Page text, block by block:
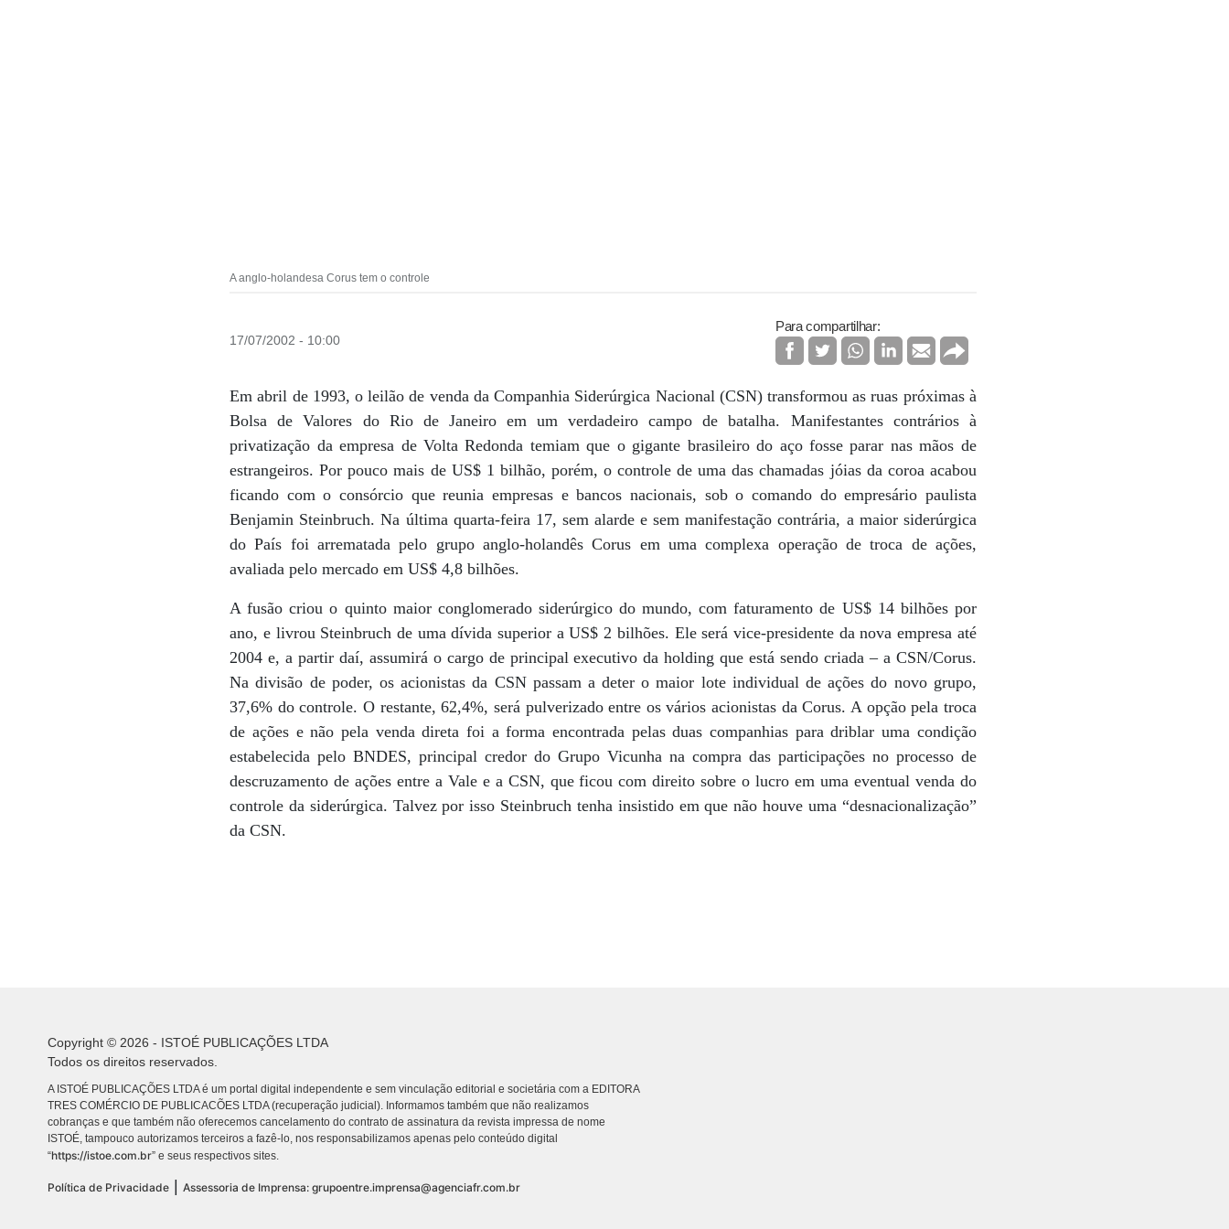
A anglo-holandesa Corus tem o controle
17/07/2002 - 10:00
Para compartilhar:
Em abril de 1993, o leilão de venda da Companhia Siderúrgica Nacional (CSN) transformou as ruas próximas à
Bolsa de Valores do Rio de Janeiro em um verdadeiro campo de batalha. Manifestantes contrários à
privatização da empresa de Volta Redonda temiam que o gigante brasileiro do aço fosse parar nas mãos de
estrangeiros. Por pouco mais de US$ 1 bilhão, porém, o controle de uma das chamadas jóias da coroa acabou
ficando com o consórcio que reunia empresas e bancos nacionais, sob o comando do empresário paulista
Benjamin Steinbruch. Na última quarta-feira 17, sem alarde e sem manifestação contrária, a maior siderúrgica
do País foi arrematada pelo grupo anglo-holandês Corus em uma complexa operação de troca de ações,
avaliada pelo mercado em US$ 4,8 bilhões.
A fusão criou o quinto maior conglomerado siderúrgico do mundo, com faturamento de US$ 14 bilhões por
ano, e livrou Steinbruch de uma dívida superior a US$ 2 bilhões. Ele será vice-presidente da nova empresa até
2004 e, a partir daí, assumirá o cargo de principal executivo da holding que está sendo criada – a CSN/Corus.
Na divisão de poder, os acionistas da CSN passam a deter o maior lote individual de ações do novo grupo,
37,6% do controle. O restante, 62,4%, será pulverizado entre os vários acionistas da Corus. A opção pela troca
de ações e não pela venda direta foi a forma encontrada pelas duas companhias para driblar uma condição
estabelecida pelo BNDES, principal credor do Grupo Vicunha na compra das participações no processo de
descruzamento de ações entre a Vale e a CSN, que ficou com direito sobre o lucro em uma eventual venda do
controle da siderúrgica. Talvez por isso Steinbruch tenha insistido em que não houve uma “desnacionalização”
da CSN.
Copyright © 2026 - ISTOÉ PUBLICAÇÕES LTDA
Todos os direitos reservados.
A ISTOÉ PUBLICAÇÕES LTDA é um portal digital independente e sem vinculação editorial e societária com a EDITORA
TRES COMÉRCIO DE PUBLICACÕES LTDA (recuperação judicial). Informamos também que não realizamos
cobranças e que também não oferecemos cancelamento do contrato de assinatura da revista impressa de nome
ISTOÉ, tampouco autorizamos terceiros a fazê-lo, nos responsabilizamos apenas pelo conteúdo digital
“https://istoe.com.br” e seus respectivos sites.
Política de Privacidade Assessoria de Imprensa: grupoentre.imprensa@agenciafr.com.br